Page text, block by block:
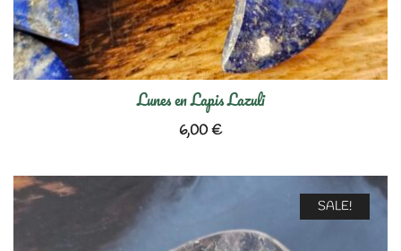
Lunes en Lapis Lazuli
6,00€
SALE!